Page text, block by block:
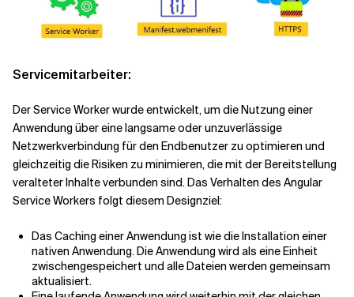
Servicemitarbeiter:
Der Service Worker wurde entwickelt, um die Nutzung einer
Anwendung über eine langsame oder unzuverlässige
Netzwerkverbindung für den Endbenutzer zu optimieren und
gleichzeitig die Risiken zu minimieren, die mit der Bereitstellung
veralteter Inhalte verbunden sind. Das Verhalten des Angular
Service Workers folgt diesem Designziel:
Das Caching einer Anwendung ist wie die Installation einer
nativen Anwendung. Die Anwendung wird als eine Einheit
zwischengespeichert und alle Dateien werden gemeinsam
aktualisiert.